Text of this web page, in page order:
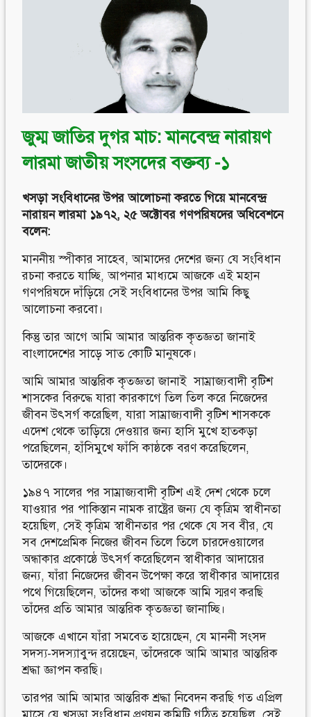
Instagram
Engage with us
Invite Jumjournal Team
Be a representative
Be a partner
Be a volunteer
জুম্ম জাতির দুগর মাচ: মানবেন্দ্র নারায়ণ
লারমা জাতীয় সংসদের বক্তব্য -১
খসড়া সংবিধানের উপর আলোচনা করতে গিয়ে মানবেন্দ্র
নারায়ন লারমা ১৯৭২, ২৫ অক্টোবর গণপরিষদের অধিবেশনে
বলেন:
মাননীয় স্পীকার সাহেব, আমাদের দেশের জন্য যে সংবিধান
রচনা করতে যাচ্ছি, আপনার মাধ্যমে আজকে এই মহান
গণপরিষদে দাঁড়িয়ে সেই সংবিধানের উপর আমি কিছু
আলোচনা করবো।
কিন্তু তার আগে আমি আমার আন্তরিক কৃতজ্ঞতা জানাই
বাংলাদেশের সাড়ে সাত কোটি মানুষকে।
আমি আমার আন্তরিক কৃতজ্ঞতা জানাই সাম্রাজ্যবাদী বৃটিশ
শাসকের বিরুদ্ধে যারা কারকাগে তিল তিল করে নিজেদের
জীবন উৎসর্গ করেছিল, যারা সাম্রাজ্যবাদী বৃটিশ শাসককে
এদেশ থেকে তাড়িয়ে দেওয়ার জন্য হাসি মুখে হাতকড়া
পরেছিলেন, হাঁসিমুখে ফাঁসি কাষ্ঠকে বরণ করেছিলেন,
তাদেরকে।
১৯৪৭ সালের পর সাম্রাজ্যবাদী বৃটিশ এই দেশ থেকে চলে
যাওয়ার পর পাকিস্তান নামক রাষ্ট্রের জন্য যে কৃত্রিম স্বাধীনতা
হয়েছিল, সেই কৃত্রিম স্বাধীনতার পর থেকে যে সব বীর, যে
সব দেশপ্রেমিক নিজের জীবন তিলে তিলে চারদেওয়ালের
অন্ধাকার প্রকোষ্ঠে উৎসর্গ করেছিলেন স্বাধীকার আদায়ের
জন্য, যাঁরা নিজেদের জীবন উপেক্ষা করে স্বাধীকার আদায়ের
পথে গিয়েছিলেন, তাঁদের কথা আজকে আমি স্মরণ করছি
তাঁদের প্রতি আমার আন্তরিক কৃতজ্ঞতা জানাচ্ছি।
আজকে এখানে যাঁরা সমবেত হায়েছেন, যে মাননী সংসদ
সদস্য-সদস্যাবুন্দ রয়েছেন, তাঁদেরকে আমি আমার আন্তরিক
শ্রদ্ধা জ্ঞাপন করছি।
তারপর আমি আমার আন্তরিক শ্রদ্ধা নিবেদন করছি গত এপ্রিল